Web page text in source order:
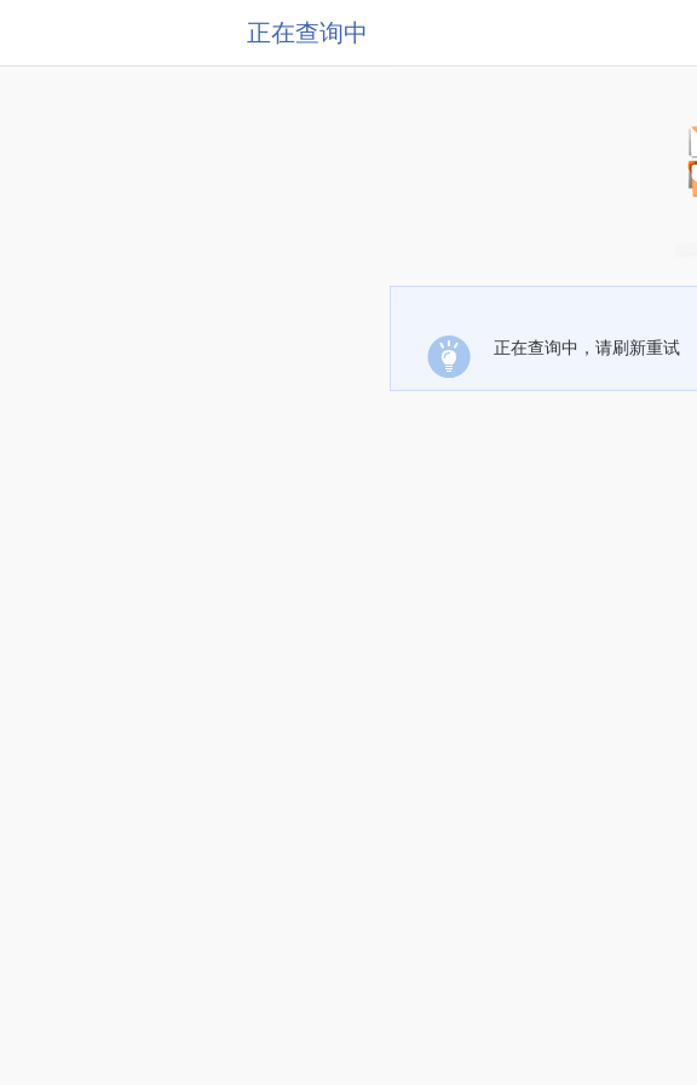
正在查询中
正在查询中，请刷新重试